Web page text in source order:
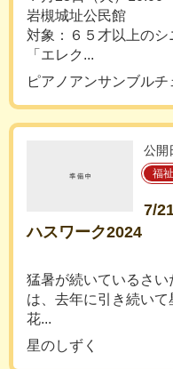
岩槻城址公民館
対象：６５才以上の
「エレク...
ピアノアンサンブルチ
公開
福
7/
ハスワーク2024
猛暑が続いているさい
は、去年に引き続い
花...
星のしずく